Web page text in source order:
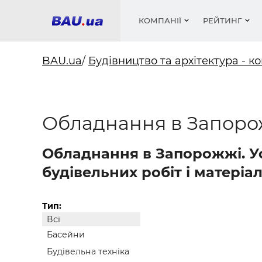
КОМПАНІЇ
Фарби,
РЕЙТИНГ
Медіа
Меблі
Сипучі
цемент
BAU.ua/ Будівництво та архітектура -
Обладнання в
Обладнання в Запорожжі.
будівельних робіт і
Тип:
Всі
Басейни
Будівельна техніка